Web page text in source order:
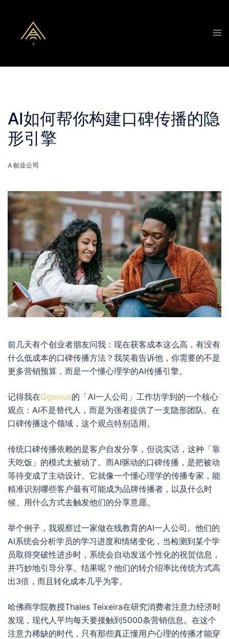
content
AI如何帮你构建口碑传播的隐
形引擎
A创业公司
前几天有个创业者朋友问我：现在获客成本这么高，有没有
什么低成本的口碑传播方法？我笑着告诉他，你需要的不是
更多营销预算，而是一个懂心理学的AI传播引擎。
记得我在Qgenius的「AI一人公司」工作坊学到的一个核心
观点：AI不是替代人，而是为强者提供了一支隐形团队。在
口碑传播这个领域，这个观点特别适用。
传统口碑传播依赖的是客户自发分享，但说实话，这种「靠
天吃饭」的模式太被动了。而AI驱动的口碑传播，是把被动
等待变成了主动设计。它就像一个懂心理学的传播专家，能
精准识别哪些客户最有可能成为品牌传播者，以及什么时
候、用什么方式去触发他们的分享意愿。
举个例子，我观察过一家做在线教育的AI一人公司。他们的
AI系统会分析学员的学习进度和情绪变化，当检测到某个学
员取得突破性进步时，系统会自动发送个性化的祝贺信息，
并巧妙地引导分享。结果呢？他们的转介绍率比传统方式高
出3倍，而且转化成本几乎为零。
哈佛商学院教授Thales Teixeira在研究消费者注意力经济时
发现，现代人平均每天要接触到5000条营销信息。在这个
注意力稀缺的时代，只有那些真正懂用户心理的传播才能穿